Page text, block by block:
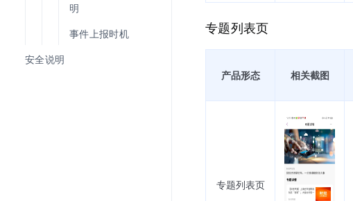
明
事件上报时机
安全说明
专题列表页
产品形态 相关截图
专题列表页